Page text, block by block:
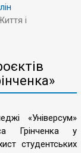
і
«Універсум»
Грінченка у
студентських